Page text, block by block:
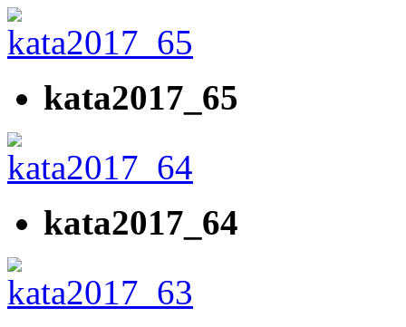
kata2017_65
kata2017_64